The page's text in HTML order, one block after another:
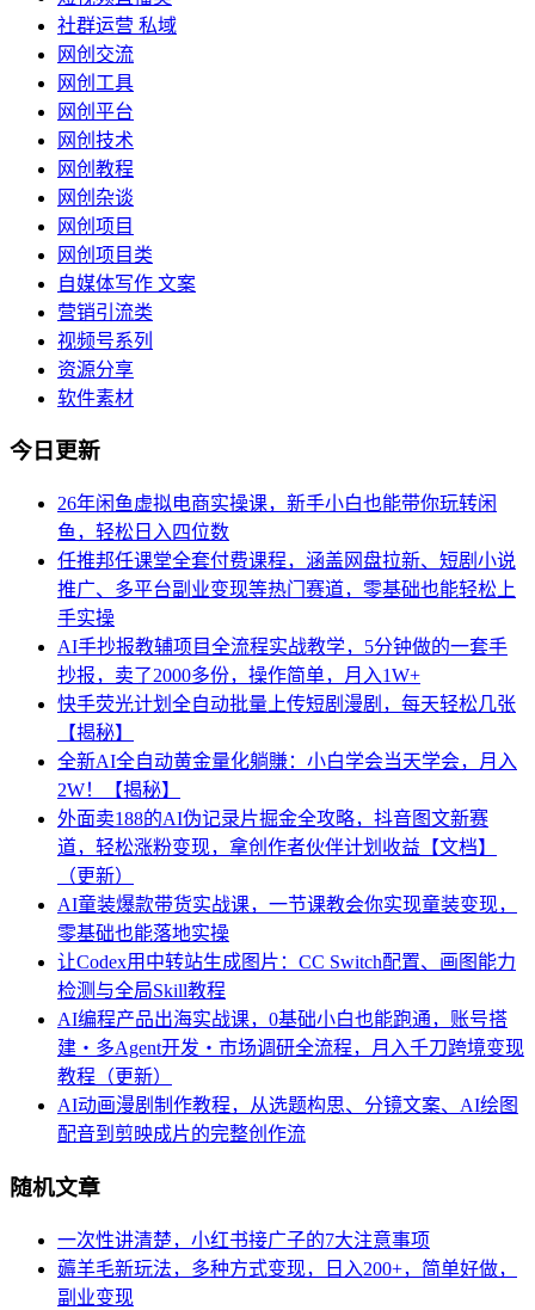
社群运营 私域
网创交流
网创工具
网创平台
网创技术
网创教程
网创杂谈
网创项目
网创项目类
自媒体写作 文案
营销引流类
视频号系列
资源分享
软件素材
今日更新
26年闲鱼虚拟电商实操课，新手小白也能带你玩转闲
鱼，轻松日入四位数
任推邦任课堂全套付费课程，涵盖网盘拉新、短剧小说
推广、多平台副业变现等热门赛道，零基础也能轻松上
手实操
AI手抄报教辅项目全流程实战教学，5分钟做的一套手
抄报，卖了2000多份，操作简单，月入1W+
快手荧光计划全自动批量上传短剧漫剧，每天轻松几张
【揭秘】
全新AI全自动黄金量化躺賺：小白学会当天学会，月入
2W！【揭秘】
外面卖188的AI伪记录片掘金全攻略，抖音图文新赛
道，轻松涨粉变现，拿创作者伙伴计划收益【文档】
（更新）
AI童装爆款带货实战课，一节课教会你实现童装变现，
零基础也能落地实操
让Codex用中转站生成图片：CC Switch配置、画图能力
检测与全局Skill教程
AI编程产品出海实战课，0基础小白也能跑通，账号搭
建・多Agent开发・市场调研全流程，月入千刀跨境变现
教程（更新）
AI动画漫剧制作教程，从选题构思、分镜文案、AI绘图
配音到剪映成片的完整创作流
随机文章
一次性讲清楚，小红书接广子的7大注意事项
薅羊毛新玩法，多种方式变现，日入200+，简单好做，
副业变现